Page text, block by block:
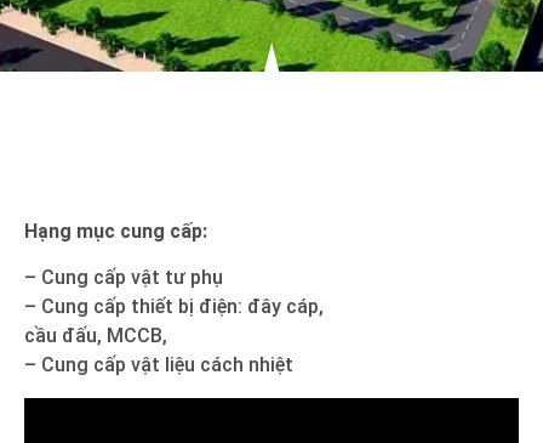
Hạng mục cung cấp:
– Cung cấp vật tư phụ
– Cung cấp thiết bị điện: đây cáp,
cầu đấu, MCCB,
– Cung cấp vật liệu cách nhiệt